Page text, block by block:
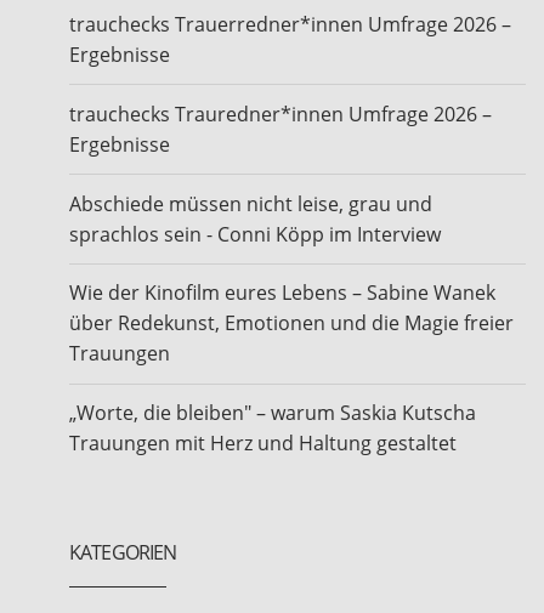
trauchecks Trauerredner*innen Umfrage 2026 –
Ergebnisse
trauchecks Trauredner*innen Umfrage 2026 –
Ergebnisse
Abschiede müssen nicht leise, grau und
sprachlos sein - Conni Köpp im Interview
Wie der Kinofilm eures Lebens – Sabine Wanek
über Redekunst, Emotionen und die Magie freier
Trauungen
„Worte, die bleiben" – warum Saskia Kutscha
Trauungen mit Herz und Haltung gestaltet
KATEGORIEN